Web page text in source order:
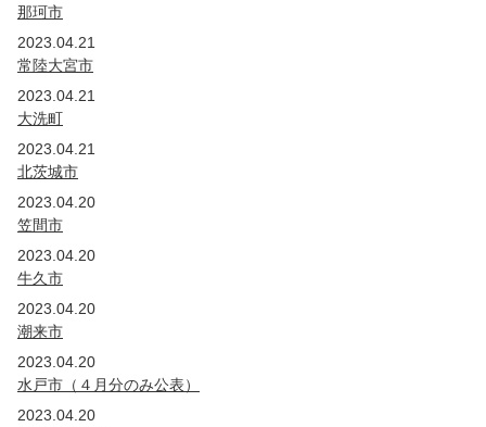
那珂市
2023.04.21
常陸大宮市
2023.04.21
大洗町
2023.04.21
北茨城市
2023.04.20
笠間市
2023.04.20
牛久市
2023.04.20
潮来市
2023.04.20
水戸市（４月分のみ公表）
2023.04.20